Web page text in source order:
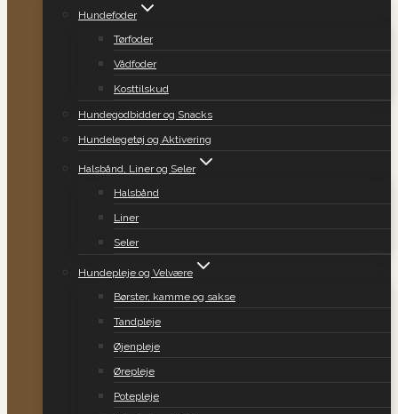
Hundefoder
Tørfoder
Vådfoder
Kosttilskud
Hundegodbidder og Snacks
Hundelegetøj og Aktivering
Halsbånd, Liner og Seler
Halsbånd
Liner
Seler
Hundepleje og Velvære
Børster, kamme og sakse
Tandpleje
Øjenpleje
Ørepleje
Potepleje